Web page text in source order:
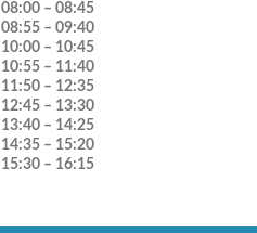
08:00 – 08:45
08:55 – 09:40
10:00 – 10:45
10:55 – 11:40
11:50 – 12:35
12:45 – 13:30
13:40 – 14:25
14:35 – 15:20
15:30 – 16:15